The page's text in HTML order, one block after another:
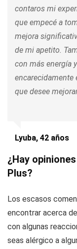
contaros mi
que empecé a
mejora
de mi apetito.
con más energía
encarecidamente
que desee
Lyuba, 42 años
¿Hay
Plus?
Los escasos
encontrar acerca
con algunas
seas alérgico a